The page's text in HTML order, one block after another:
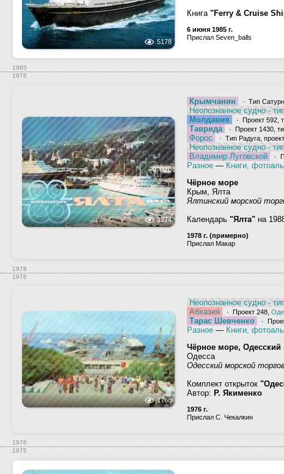
5178
Книга "Ferry & Cruise
6 июня 1985 г.
Прислал Seven_balls
1985
1978
1274
Крымчанин · Тип
Неопознанное судно -
Молдавия · Проект 592,
Таврида · Проект 1430,
Форос · Тип Радуга,
Неопознанное судно -
Владимир Луговской ·
Разное — Книги,
Чёрное море
Крым, Ялта
Ялтинский морской
Календарь "Ялта" на
1978 г. (примерно)
Прислал Макар
1978
1976
1768
Неопознанное судно -
Абхазия · Проект 248,
Тарас Шевченко ·
Разное — Книги,
Чёрное море, Одесский
Одесса
Одесский морской
Комплект открыток
Автор: Р. Якименко
1976 г.
Прислал С. Чекалкин
1976
1975